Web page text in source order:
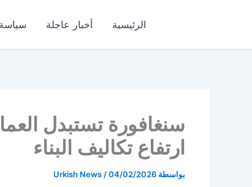
الرئيسية أخبار عاجلة سياسة
سنغافورة تستبدل
ارتفاع تكاليف البناء
بواسطة Urkish News /04/02/2026